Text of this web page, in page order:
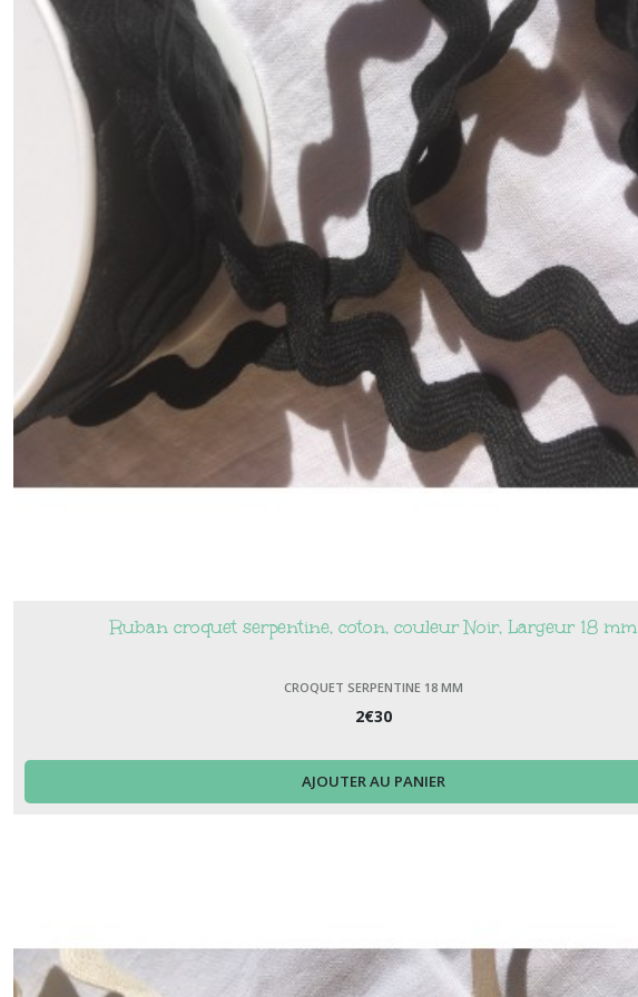
Ruban croquet serpentine, coton, couleur Noir, Largeur 18 mm
CROQUET SERPENTINE 18 MM
2€30
AJOUTER AU PANIER